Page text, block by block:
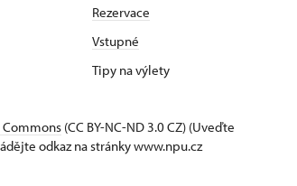
Rezervace
Vstupné
Tipy na výlety
(CC BY-NC-ND 3.0 CZ) (Uveďte
odkaz na stránky www.npu.cz